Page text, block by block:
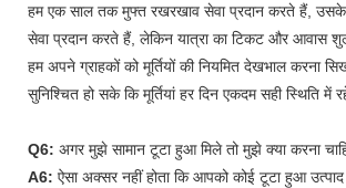
हम एक साल तक मुफ्त रखरखाव सेवा प्रदान करते हैं,
सेवा प्रदान करते हैं, लेकिन यात्रा का टिकट और आवास
हम अपने ग्राहकों को मूर्तियों की नियमित देखभाल करना
सुनिश्चित हो सके कि मूर्तियां हर दिन एकदम सही स्थिति में
Q6: अगर मुझे सामान टूटा हुआ मिले तो मुझे क्या करना
A6: ऐसा अक्सर नहीं होता कि आपको कोई टूटा हुआ उत्पाद